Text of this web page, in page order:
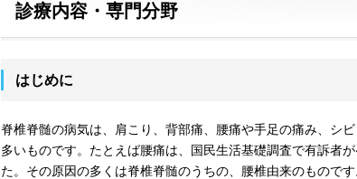
診療内容・専門分野
はじめに
脊椎脊髄の病気は、肩こり、背部痛、腰痛や⼿⾜の痛み、シ
多いものです。たとえば腰痛は、国⺠⽣活基礎調査で有訴者
た。その原因の多くは脊椎脊髄のうちの、腰椎由来のもので